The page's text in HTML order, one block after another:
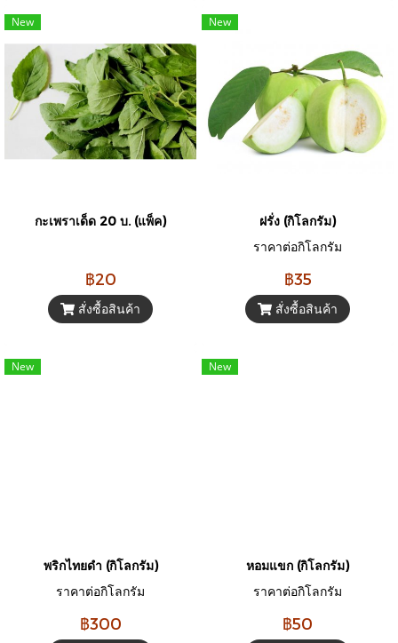
New
กะเพราเด็ด 20 บ. (แพ็ค)
฿20
สั่งซื้อสินค้า
New
ฝรั่ง (กิโลกรัม)
ราคาต่อกิโลกรัม
฿35
สั่งซื้อสินค้า
New
พริกไทยดำ (กิโลกรัม)
ราคาต่อกิโลกรัม
฿300
New
หอมแขก (กิโลกรัม)
ราคาต่อกิโลกรัม
฿50